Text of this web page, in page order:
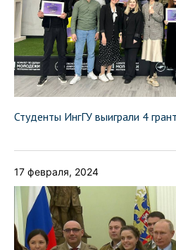
Студенты ИнгГУ выиграли 4
17 февраля, 2024